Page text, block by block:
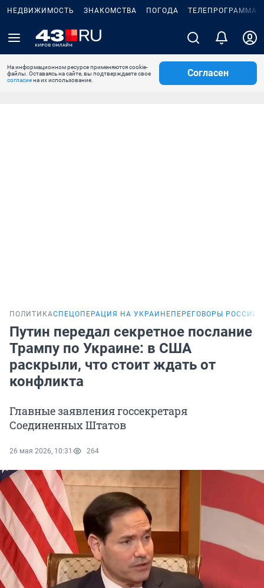
НЕДВИЖИМОСТЬ ЗНАКОМСТВА ПОГОДА ТЕЛЕПРОГРАММА
На информационном ресурсе применяются cookie-
файлы. Оставаясь на сайте, вы подтверждаете свое
согласиена их использование.
Согласен
ПОЛИТИКАСПЕЦОПЕРАЦИЯ НА УКРАИНЕ ПЕРЕГОВОРЫ РОССИИ
Путин передал секретное послание
Трампу по Украине: в США
раскрыли, что стоит ждать от
конфликта
Главные заявления госсекретаря
Соединенных Штатов
26 мая 2026, 10:31 264